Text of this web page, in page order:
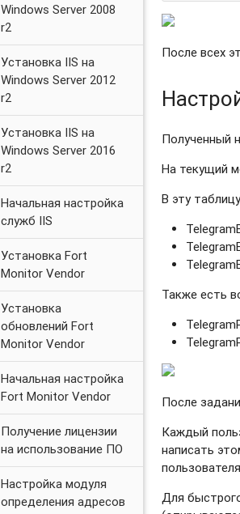
Windows Server 2008
r2
Установка IIS на
Windows Server 2012
r2
Установка IIS на
Windows Server 2016
r2
Начальная настройка
служб IIS
Установка Fort
Monitor Vendor
Установка
обновлений Fort
Monitor Vendor
Начальная настройка
Fort Monitor Vendor
Получение лицензии
на использование ПО
Настройка модуля
определения адресов
После всех
Полученный
На текущий
В эту
Также есть
После
Каждый
написать
Для